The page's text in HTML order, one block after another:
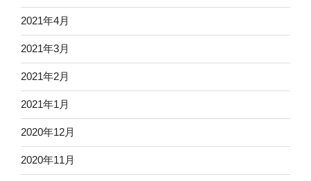
2021年4月
2021年3月
2021年2月
2021年1月
2020年12月
2020年11月